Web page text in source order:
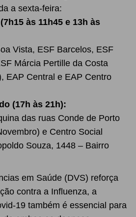
a sexta-feira:
às 11h45 e 13h às
Vista, ESF Barcelos, ESF
Márcia Pertille da Costa
EAP Central e EAP Centro
(17h às 21h):
das ruas Conde de Porto
e Centro Social
Souza, 1448 – Bairro
em Saúde (DVS) reforça
contra a Influenza, a
19 também é essencial para